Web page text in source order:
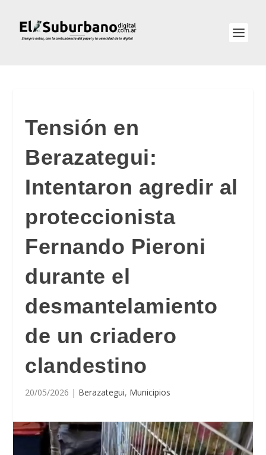
Tensión en
Berazategui:
Intentaron agredir al
proteccionista
Fernando Pieroni
durante el
desmantelamiento
de un criadero
clandestino
20/05/2026 | Berazategui, Municipios